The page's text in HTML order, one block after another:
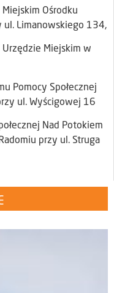
Ośrodku
ul. Limanowskiego 134,
Miejskim w
Pomocy Społecznej
ul. Wyścigowej 16
Nad Potokiem
przy ul. Struga